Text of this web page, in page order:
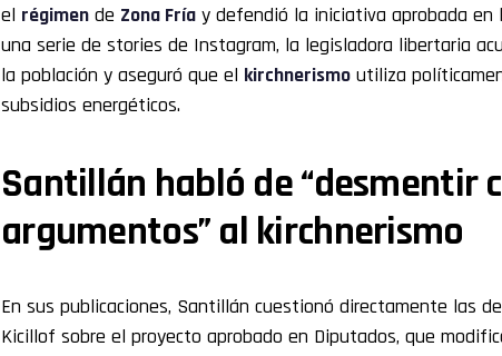
el régimen de Zona Fría y defendió la iniciativa aprobada en
una serie de stories de Instagram, la legisladora libertaria
la población y aseguró que el kirchnerismo utiliza
subsidios energéticos.
Santillán habló de “desmentir
argumentos” al kirchnerismo
En sus publicaciones, Santillán cuestionó directamente las
Kicillof sobre el proyecto aprobado en Diputados, que